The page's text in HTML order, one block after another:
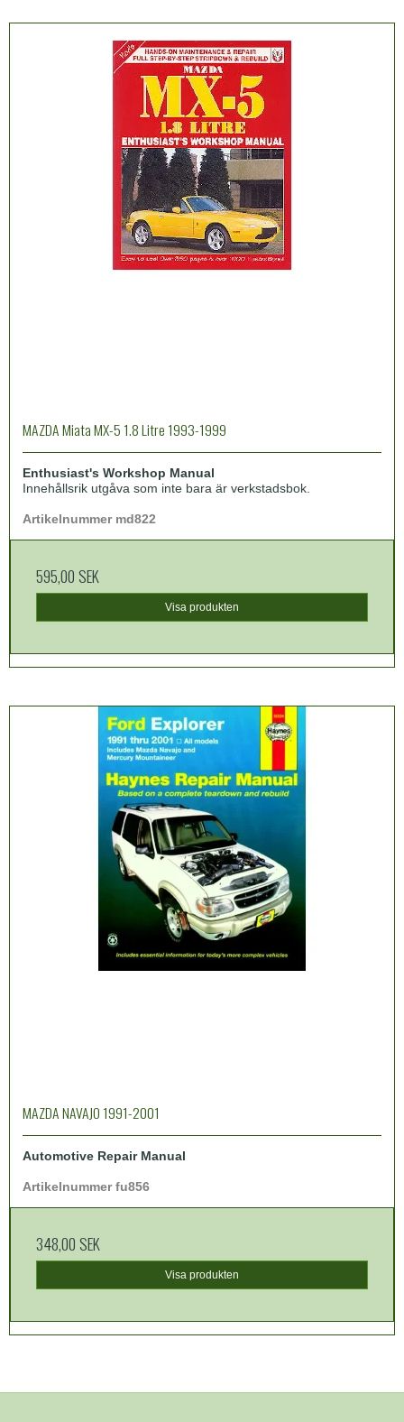
MAZDA Miata MX-5 1.8 Litre 1993-1999
Enthusiast's Workshop Manual
Innehållsrik utgåva som inte bara är verkstadsbok.
Artikelnummer md822
595,00 SEK
Visa produkten
MAZDA NAVAJO 1991-2001
Automotive Repair Manual
Artikelnummer fu856
348,00 SEK
Visa produkten